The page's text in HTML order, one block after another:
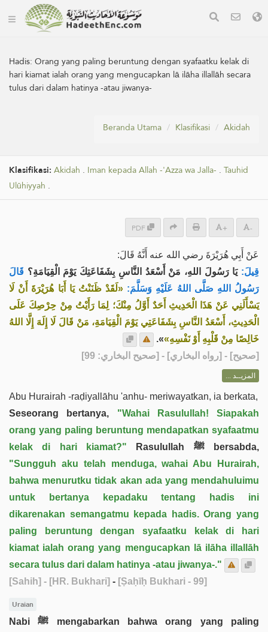
Hadis:Orang yang paling beruntung dengan syafaatku kelak di
hari kiamat ialah orang yang mengucapkan lā ilāha illallāh secara
tulus dari dalam hatinya -atau jiwanya-
Beranda Utama Klasifikasi Akidah
Klasifikasi: Akidah . Iman kepada Allah -'Azza wa Jalla- . Tauhid
Ulūhiyyah .
PDF + -
عَنْ أَبِي هُرَيْرَةَ رضي الله عنه أَنَّهُ قَالَ:
قِيلَ: يَا رَسُولَ اللهِ، مَنْ أَسْعَدُ النَّاسِ بِشَفَاعَتِكَ يَوْمَ الْقِيَامَةِ؟ قَالَ
رَسُولُ اللهِ صَلَّى اللهُ عَلَيْهِ وَسَلَّمَ: «لَقَدْ ظَنَنْتُ يَا أَبَا هُرَيْرَةَ أَنْ لَا
يَسْأَلَنِي عَنْ هَذَا الْحَدِيثِ أَحَدٌ أَوَّلُ مِنْكَ؛ لِمَا رَأَيْتُ مِنْ حِرْصِكَ عَلَى
الْحَدِيثِ، أَسْعَدُ النَّاسِ بِشَفَاعَتِي يَوْمَ الْقِيَامَةِ، مَنْ قَالَ لَا إِلَهَ إِلَّا اللهُ
خَالِصًا مِنْ قَلْبِهِ أَوْ نَفْسِهِ»».
[صحيح] - [رواه البخاري] - [صحيح البخاري: 99]
المزيــد ...
Abu Hurairah -raḍiyallāhu 'anhu- meriwayatkan, ia berkata,
Seseorang bertanya, "Wahai Rasulullah! Siapakah
orang yang paling beruntung mendapatkan syafaatmu
kelak di hari kiamat?"
Rasulullah ﷺ bersabda,
"Sungguh aku telah menduga, wahai Abu Hurairah,
bahwa menurutku tidak akan ada yang mendahuluimu
untuk bertanya kepadaku tentang hadis ini
dikarenakan semangatmu kepada hadis. Orang yang
paling beruntung dengan syafaatku kelak di hari
kiamat ialah orang yang mengucapkan lā ilāha illallāh
secara tulus dari dalam hatinya -atau jiwanya-."
[Sahih] - [HR. Bukhari] - [Ṣaḥīḥ Bukhari - 99]
Uraian
Nabi ﷺ mengabarkan bahwa orang yang paling